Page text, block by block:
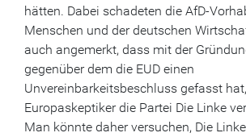
hätten. Dabei schadeten die AfD-
Menschen und der deutschen
auch angemerkt, dass mit der
gegenüber dem die EUD einen
Unvereinbarkeitsbeschluss gefasst
Europaskeptiker die Partei Die Linke
Man könnte daher versuchen, Die